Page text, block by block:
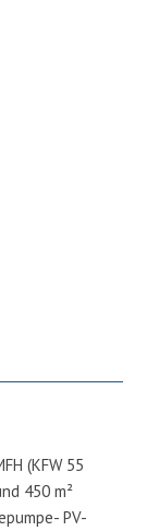
(KFW 55
450 m²
PV-